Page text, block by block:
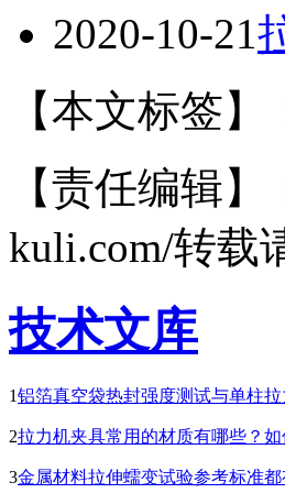
2020-10-21
【本文标签
【责任编辑
kuli.com/转载
技术文库
1铝箔真空袋热封强度测试与单柱
2拉力机夹具常用的材质有哪些？如
3金属材料拉伸蠕变试验参考标准都